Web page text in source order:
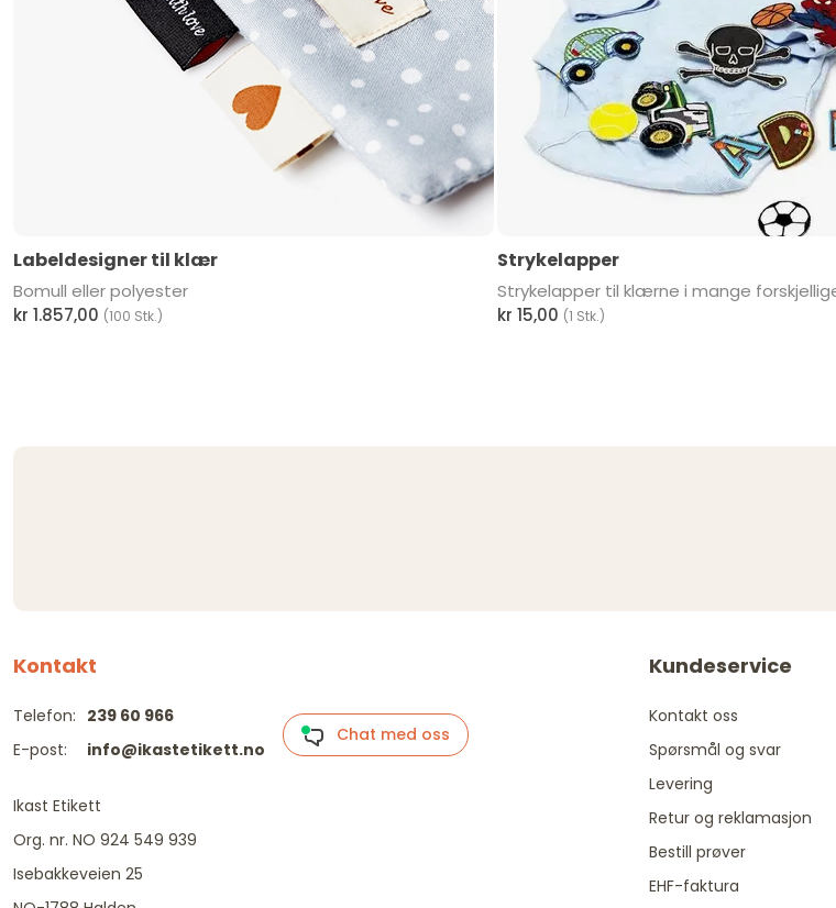
Labeldesigner til klær
Bomull eller polyester
kr 1.857,00 (100 Stk.)
Strykelapper
Strykelapper til klærne i mange
kr 15,00 (1 Stk.)
Kontakt
Telefon:
E-post:
239 60 966
info@ikastetikett.no
Ikast Etikett
Org. nr. NO 924 549 939
Isebakkeveien 25
Chat med oss
Kundeservice
Kontakt oss
Spørsmål og svar
Levering
Retur og reklamasjon
Bestill prøver
EHF-faktura